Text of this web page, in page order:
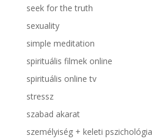
seek for the truth
sexuality
simple meditation
spirituális filmek online
spirituális online tv
stressz
szabad akarat
személyiség + keleti pszichológia